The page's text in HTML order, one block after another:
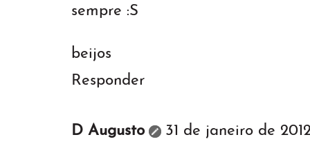
sempre :S
beijos
Responder
D Augusto
31 de janeiro de